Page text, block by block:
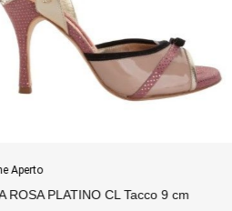
Aperto
NERO CL Tacco 9 cm Calzata Stretta